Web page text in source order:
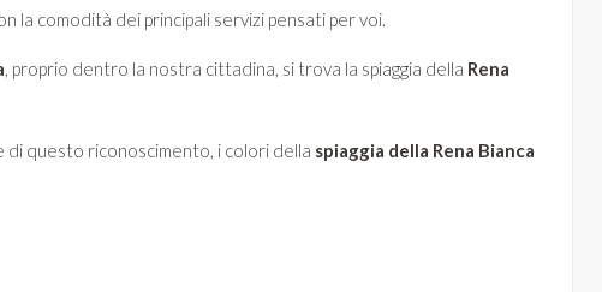
la comodità dei principali servizi pensati per voi.
, proprio dentro la nostra cittadina, si trova la spiaggia della Rena
questo riconoscimento, i colori della spiaggia della Rena Bianca